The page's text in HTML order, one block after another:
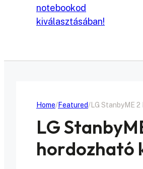
notebookod
kiválasztásában!
Home Featured LG StanbyME
LG
hordozható